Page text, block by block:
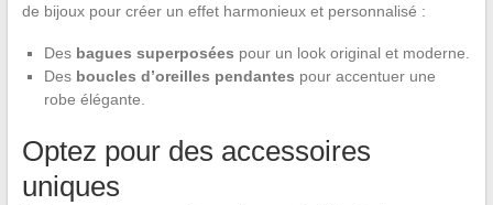
de bijoux pour créer un effet harmonieux et personnalisé :
Des bagues superposées pour un look original et moderne.
Des boucles d’oreilles pendantes pour accentuer une
robe élégante.
Optez pour des accessoires
uniques